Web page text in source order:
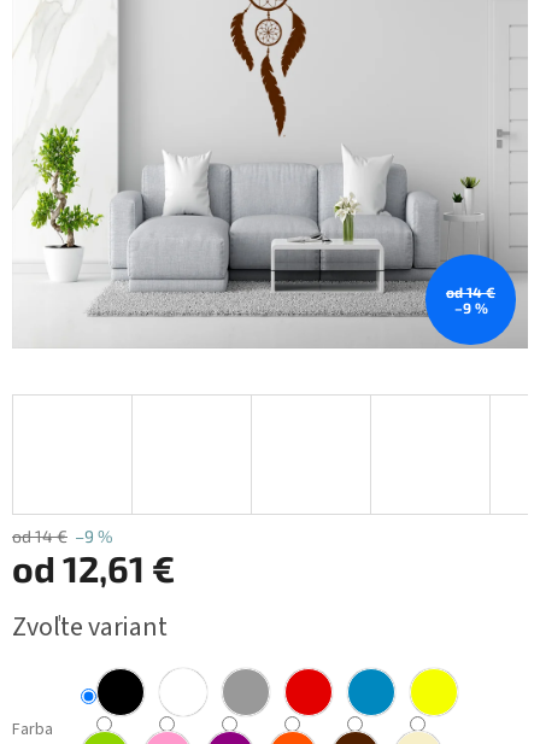
od 14 €
–9 %
od 14 € –9 %
od 12,61 €
cena:
Zvoľte variant
Farba